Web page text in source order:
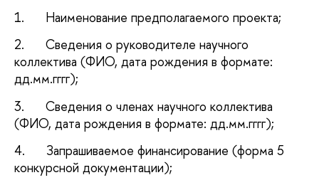
1. Наименование предполагаемого проекта;
2. Сведения о руководителе научного
коллектива (ФИО, дата рождения в формате:
дд.мм.гггг);
3. Сведения о членах научного коллектива
(ФИО, дата рождения в формате: дд.мм.гггг);
4. Запрашиваемое финансирование (форма 5
конкурсной документации);